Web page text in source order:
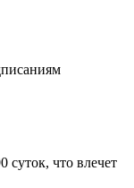
суток, что влечет